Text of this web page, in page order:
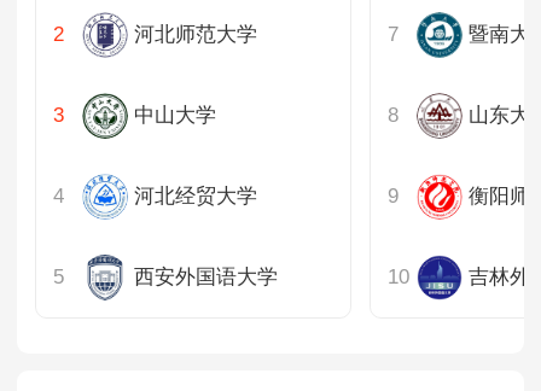
河北师范大学
中山大学
河北经贸大学
西安外国语大学
暨南大
山东大
衡阳师
吉林外